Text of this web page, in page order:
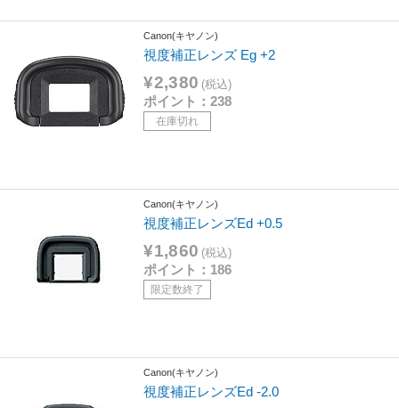
Canon(キヤノン)
視度補正レンズ Eg +2
¥2,380 (税込)
ポイント：238
在庫切れ
Canon(キヤノン)
視度補正レンズEd +0.5
¥1,860 (税込)
ポイント：186
限定数終了
Canon(キヤノン)
視度補正レンズEd -2.0